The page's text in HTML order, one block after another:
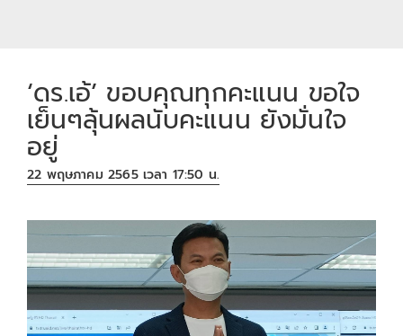
‘ดร.เอ้’ ขอบคุณทุกคะแนน ขอใจ
เย็นๆลุ้นผลนับคะแนน ยังมั่นใจ
อยู่
22 พฤษภาคม 2565 เวลา 17:50 น.